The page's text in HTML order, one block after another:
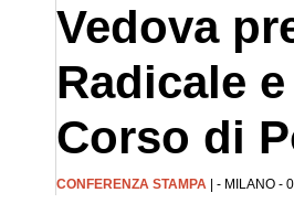
Vedova
Radicale
Corso di
CONFERENZA STAMPA | - MILANO -